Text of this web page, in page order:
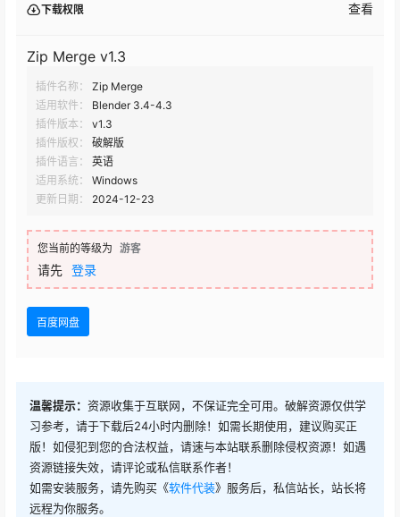
下载权限 查看
Zip Merge v1.3
插件名称：
Zip Merge
适用软件：
Blender 3.4-4.3
插件版本：
v1.3
插件版权：
破解版
插件语言：
英语
适用系统：
Windows
更新日期：
2024-12-23
您当前的等级为 游客
请先 登录
百度网盘
温馨提示： 资源收集于互联网，不保证完全可用。破解资源仅供学
习参考，请于下载后24小时内删除！如需长期使用，建议购买正
版！如侵犯到您的合法权益，请速与本站联系删除侵权资源！如遇
资源链接失效，请评论或私信联系作者！
如需安装服务，请先购买《软件代装》服务后，私信站长，站长将
远程为你服务。